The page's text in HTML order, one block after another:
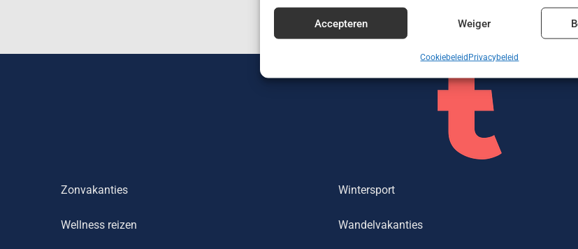
Advertenties en content leveren en tonen.
Accepteren Weiger
CookiebeleidPrivacybeleid
Zonvakanties Wintersport
Wellness reizen Wandelvakanties